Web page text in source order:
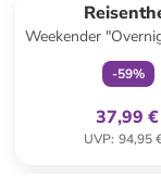
Weekender
in Blau - (B)70 x
cm
-59%
37,99 €
UVP: 94,95